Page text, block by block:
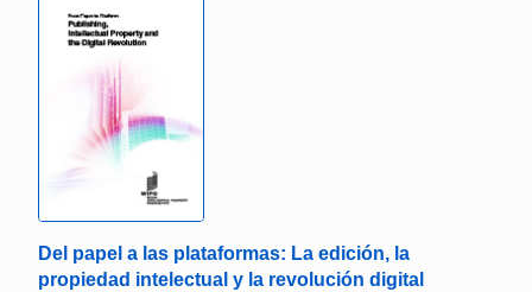
Del papel a las plataformas: La edición, la
propiedad intelectual y la revolución digital